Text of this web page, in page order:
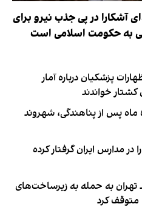
آشکارا در پی جذب نیرو برای
به حکومت اسلامی است
پزشکیان درباره آمار
کشتار خواندند
دو فوتبالیست زن ایرانی ۵ ماه پس از پناهندگی، شهروند
در مدارس ایران گرفتار کرده
تهران به حمله به زیرساخت‌های
متوقف کرد